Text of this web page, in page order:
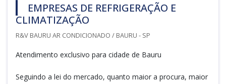
EMPRESAS DE REFRIGERAÇÃO E
CLIMATIZAÇÃO
R&V BAURU AR CONDICIONADO / BAURU - SP
Atendimento exclusivo para cidade de Bauru
Seguindo a lei do mercado, quanto maior a procura, maior